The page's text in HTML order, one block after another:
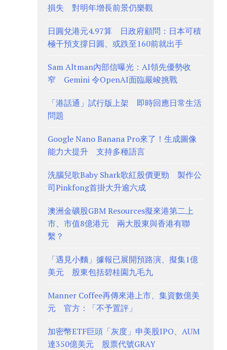
損失 對明年增長前景仍樂觀
日圓兌港元4.97算 日政府顧問：日本可積
極干預支撐日圓、或跌至160前就出手
Sam Altman內部信曝光：AI領先優勢收
窄 Gemini 令OpenAI面臨嚴峻挑戰
「港話通」試行版上架 即時回應日常生活
問題
Google Nano Banana Pro來了！生成圖像
能力大提升 支持多種語言
洗腦兒歌Baby Shark歌紅股價更勁 製作公
司Pinkfong首掛大升逾六成
澳洲金礦股GBM Resources擬來港第二上
市、市值8億港元 兩大股東與香港有聯
繫？
「遇見小麵」據報已展開預路演、擬集1億
美元 股東包括碧桂園九毛九
Manner Coffee再傳來港上市、集資數億美
元 官方：「不予置評」
加密幣ETF巨頭「灰度」申美股IPO、AUM
達350億美元 股票代號GRAY